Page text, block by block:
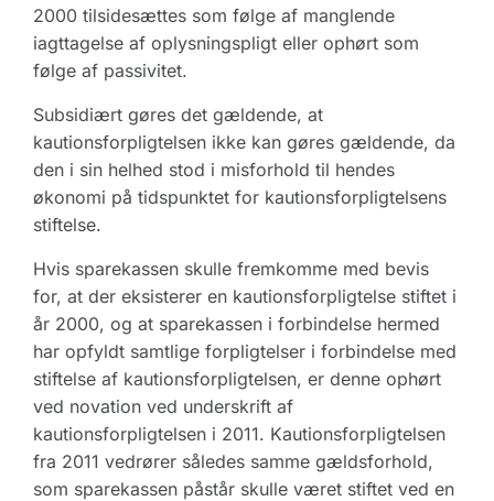
2000 tilsidesættes som følge af manglende
iagttagelse af oplysningspligt eller ophørt som
følge af passivitet.
Subsidiært gøres det gældende, at
kautionsforpligtelsen ikke kan gøres gældende, da
den i sin helhed stod i misforhold til hendes
økonomi på tidspunktet for kautionsforpligtelsens
stiftelse.
Hvis sparekassen skulle fremkomme med bevis
for, at der eksisterer en kautionsforpligtelse stiftet i
år 2000, og at sparekassen i forbindelse hermed
har opfyldt samtlige forpligtelser i forbindelse med
stiftelse af kautionsforpligtelsen, er denne ophørt
ved novation ved underskrift af
kautionsforpligtelsen i 2011. Kautionsforpligtelsen
fra 2011 vedrører således samme gældsforhold,
som sparekassen påstår skulle været stiftet ved en